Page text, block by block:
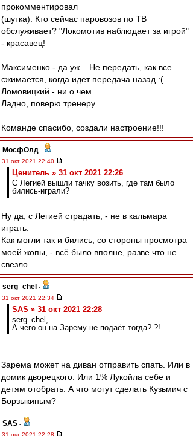
прокомментировал
(шутка). Кто сейчас паровозов по ТВ
обслуживает? "Локомотив наблюдает за игрой"
- красавец!
Максименко - да уж... Не передать, как все
сжимается, когда идет передача назад :(
Ломовицкий - ни о чем...
Ладно, поверю тренеру.
Команде спасибо, создали настроение!!!
МосфОлд -
31 окт 2021 22:40
Ценитель » 31 окт 2021 22:26
С Легией вышли тачку возить, где там было
бились-играли?
Ну да, с Легией страдать, - не в кальмара
играть.
Как могли так и бились, со стороны просмотра
моей жопы, - всё было вполне, разве что не
свезло.
serg_chel -
31 окт 2021 22:34
SAS » 31 окт 2021 22:28
serg_chel,
А чего он на Зарему не подаёт тогда? ?!
Зарема может на диван отправить спать. Или в
домик дворецкого. Или 1% Лукойла себе и
детям отобрать. А что могут сделать Кузьмич с
Борзыкиным?
SAS -
31 окт 2021 22:28